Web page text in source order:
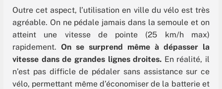
Outre cet aspect, l’utilisation en ville du vélo est très
agréable. On ne pédale jamais dans la semoule et on
atteint une vitesse de pointe (25 km/h max)
rapidement. On se surprend même à dépasser la
vitesse dans de grandes lignes droites. En réalité, il
n’est pas difficle de pédaler sans assistance sur ce
vélo, permettant même d’économiser de la batterie et